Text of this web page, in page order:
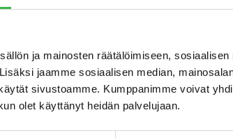
ja mainosten räätälöimiseen,
jaamme sosiaalisen median,
sivustoamme. Kumppanimme voivat
olet käyttänyt heidän palvelujaan.
HELSINKI